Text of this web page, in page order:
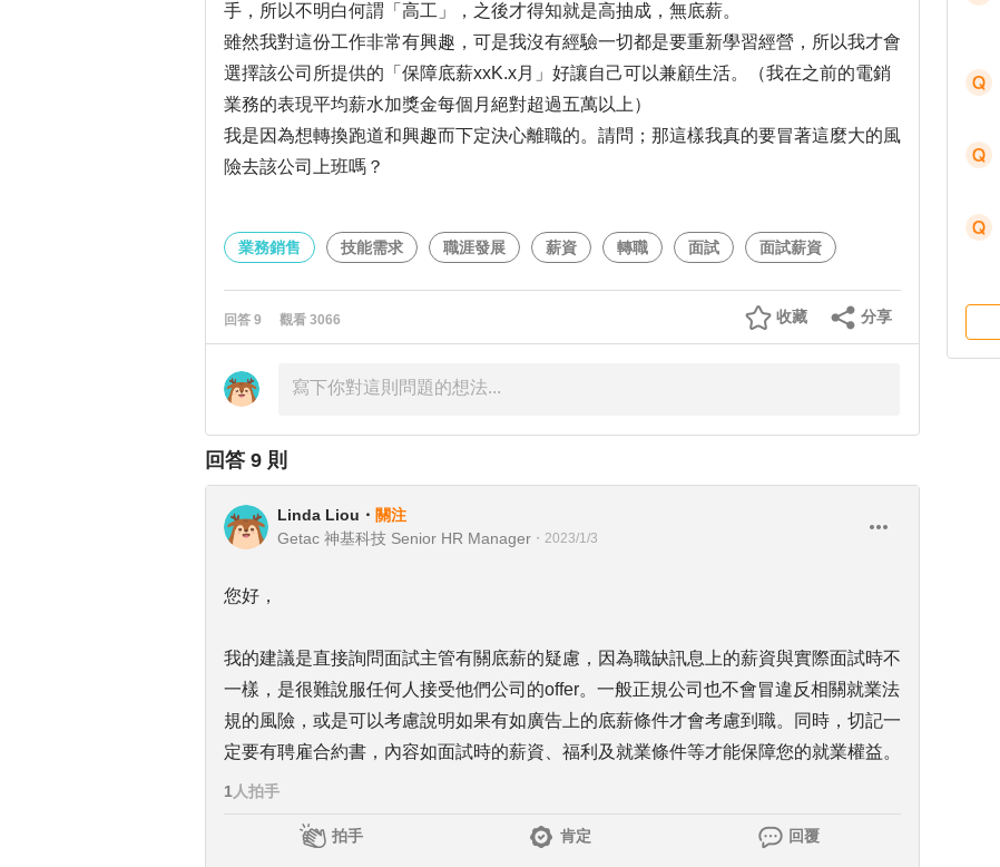
手，所以不明白何謂「高工」，之後才得知就是高抽成，無底薪。
雖然我對這份工作非常有興趣，可是我沒有經驗一切都是要重新學習經營，所以我才會
選擇該公司所提供的「保障底薪xxK.x月」好讓自己可以兼顧生活。（我在之前的電銷
業務的表現平均薪水加獎金每個月絕對超過五萬以上）
我是因為想轉換跑道和興趣而下定決心離職的。請問；那這樣我真的要冒著這麼大的風
險去該公司上班嗎？
業務銷售 技能需求 職涯發展 薪資 轉職 面試 面試薪資
回答 9 觀看 3066 分享
收藏
回答 9 則
Linda Liou ・ 關注
Getac 神基科技 Senior HR Manager ・ 2023/1/3
您好，
我的建議是直接詢問面試主管有關底薪的疑慮，因為職缺訊息上的薪資與實際面試時不
一樣，是很難說服任何人接受他們公司的offer。一般正規公司也不會冒違反相關就業法
規的風險，或是可以考慮說明如果有如廣告上的底薪條件才會考慮到職。同時，切記一
定要有聘雇合約書，內容如面試時的薪資、福利及就業條件等才能保障您的就業權益。
1 人拍手
拍手 肯定 回覆